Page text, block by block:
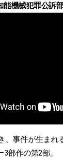
能機械犯罪公訴
、事件が生まれ
部作の第2部。